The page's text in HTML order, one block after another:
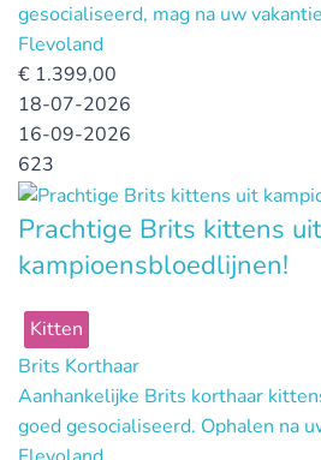
gesocialiseerd, mag na uw
Flevoland
€ 1.399,00
18-07-2026
16-09-2026
623
Prachtige Brits kittens uit
kampioensbloedlijnen!
Kitten
Brits Korthaar
Aanhankelijke Brits korthaar
goed gesocialiseerd. Ophalen na